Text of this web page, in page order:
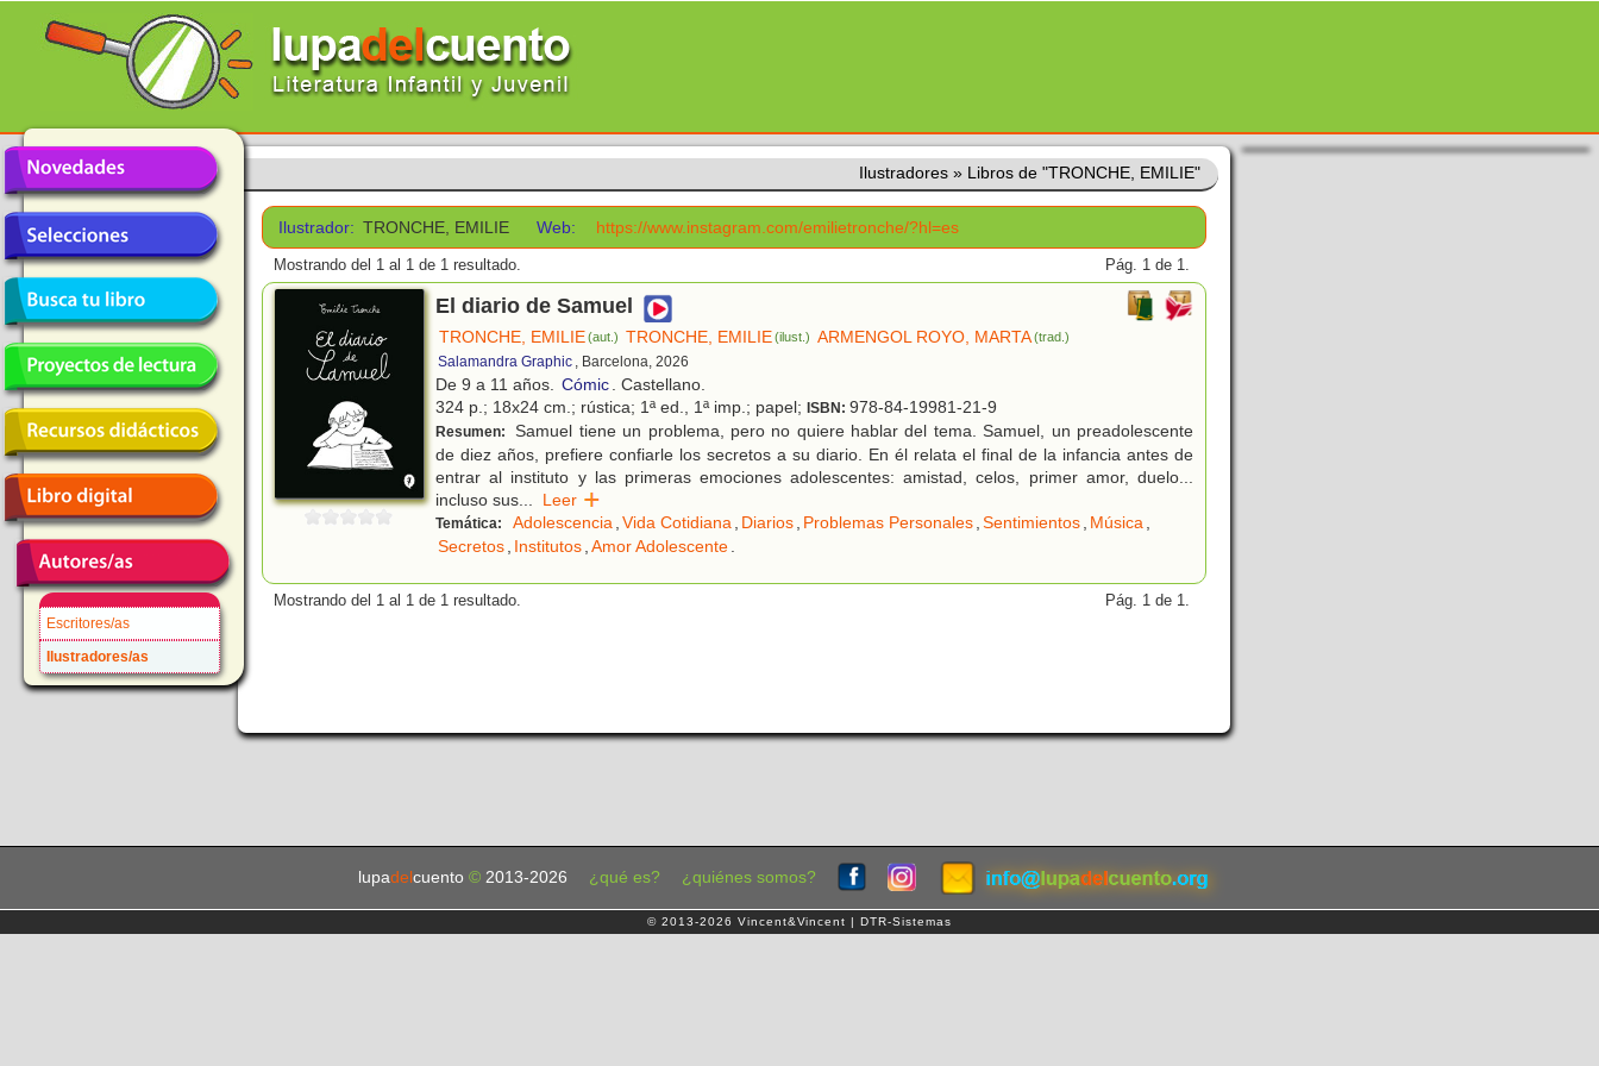
Escritores/as
Ilustradores/as
Ilustradores » Libros de "TRONCHE, EMILIE"
Ilustrador: TRONCHE, EMILIE Web: https://www.instagram.com/emilietronche/?hl=es
Mostrando del 1 al 1 de 1 resultado. Pág. 1 de 1.
El diario de Samuel
TRONCHE, EMILIE(aut.) TRONCHE, EMILIE(ilust.) ARMENGOL ROYO, MARTA(trad.)
Salamandra Graphic , Barcelona, 2026
De 9 a 11 años. Cómic. Castellano.
324 p.; 18x24 cm.; rústica; 1ª ed., 1ª imp.; papel; ISBN: 978-84-19981-21-9
Resumen:
Samuel tiene un problema, pero no quiere hablar del tema. Samuel, un preadolescente
de diez años, prefiere confiarle los secretos a su diario. En él relata el final de la infancia antes de
entrar al instituto y las primeras emociones adolescentes: amistad, celos, primer amor, duelo...
incluso sus... Leer
Temática: Adolescencia,Vida Cotidiana, Diarios, Problemas Personales,Sentimientos, Música,
Secretos, Institutos,Amor Adolescente.
Mostrando del 1 al 1 de 1 resultado. Pág. 1 de 1.
lupadel cuento © 2013-2026 ¿qué es? ¿quiénes somos?
© 2013-2026 Vincent&Vincent | DTR-Sistemas